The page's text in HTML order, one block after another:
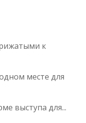
к
месте для
выступа для...